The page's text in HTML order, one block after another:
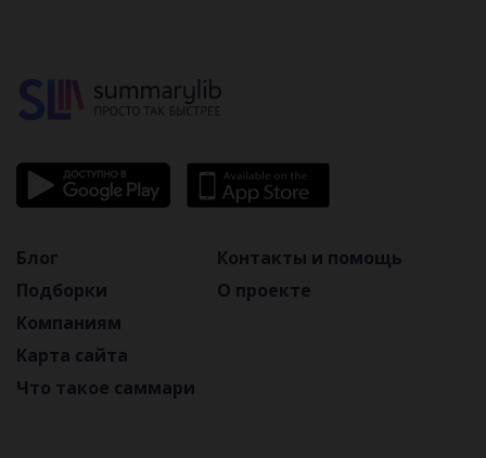
Блог
Подборки
Компаниям
Карта сайта
Что такое саммари
Контакты и помощь
О проекте